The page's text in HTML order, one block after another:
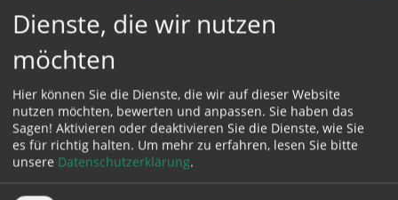
Unser größter Dank gilt aber den Schöneringer
Goldhaubenfrauen, die mit enormem zeitlichen
Dienste, die wir nutzen
möchten
Hier können Sie die Dienste, die wir auf dieser Website
nutzen möchten, bewerten und anpassen. Sie haben das
Sagen! Aktivieren oder deaktivieren Sie die Dienste, wie Sie
es für richtig halten. Um mehr zu erfahren, lesen Sie bitte
unsere Datenschutzerklärung.